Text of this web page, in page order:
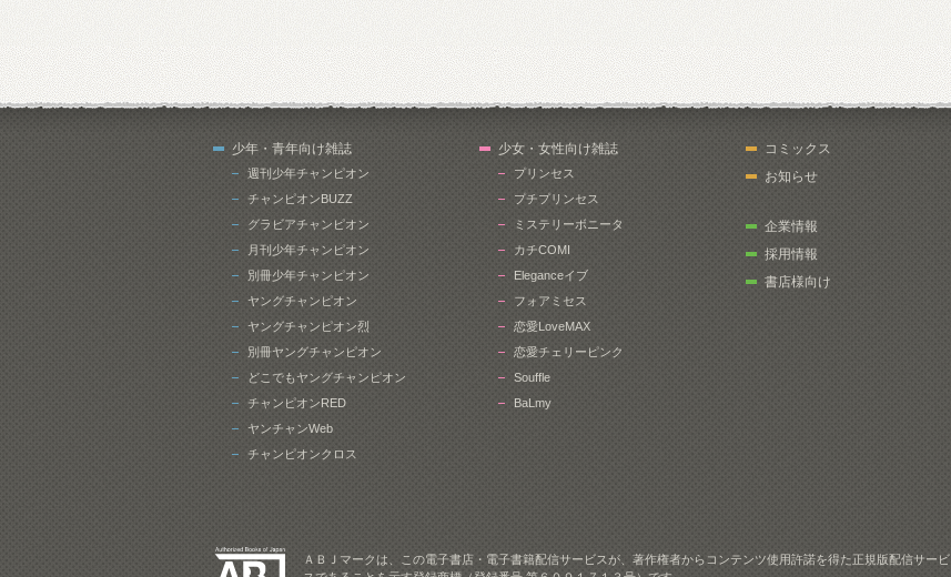
少年・青年向け雑誌
週刊少年チャンピオン
チャンピオンBUZZ
グラビアチャンピオン
月刊少年チャンピオン
別冊少年チャンピオン
ヤングチャンピオン
ヤングチャンピオン烈
別冊ヤングチャンピオン
どこでもヤングチャンピオン
チャンピオンRED
ヤンチャンWeb
チャンピオンクロス
少女・女性向け雑誌
プリンセス
プチプリンセス
ミステリーボニータ
カチCOMI
Eleganceイブ
フォアミセス
恋愛LoveMAX
恋愛チェリーピンク
Souffle
BaLmy
コミックス
お知らせ
企業情報
採用情報
書店様向け
ＡＢＪマークは、この電子書店・電子書籍配信サービスが、著作権者からコンテンツ使用許諾を得た正規版配信サービ